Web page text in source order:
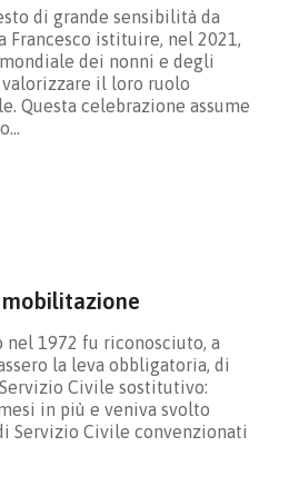
di grande sensibilità da
Francesco istituire, nel 2021,
mondiale dei nonni e degli
valorizzare il loro ruolo
Questa celebrazione assume
nel 1972 fu riconosciuto, a
la leva obbligatoria, di
Civile sostitutivo:
in più e veniva svolto
Servizio Civile convenzionati